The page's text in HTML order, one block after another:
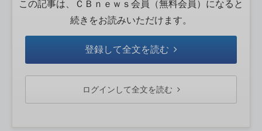
この記事は、ＣＢｎｅｗｓ会員（無料会員）になると
続きをお読みいただけます。
登録して全文を読む
ログインして全文を読む